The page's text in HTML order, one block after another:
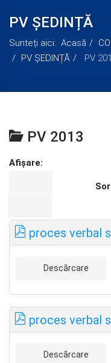
PV ȘEDINȚĂ
Sunteți aici: Acasă
PV ȘEDINȚĂ
PV
PV 2013
Afișare:
proces verbal
Descărcare
proces verbal
Descărcare